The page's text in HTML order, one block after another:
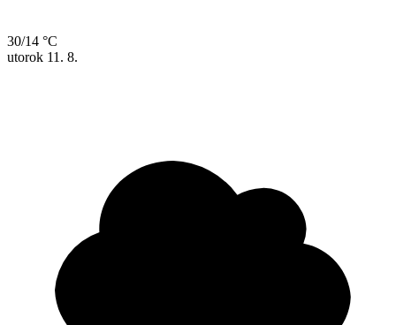
30/14 °C
utorok 11. 8.